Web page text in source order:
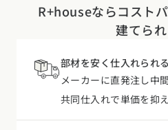
R+houseならコスト
建てら
部材を安く仕入れられ
メーカーに直発注し中
共同仕入れで単価を抑え